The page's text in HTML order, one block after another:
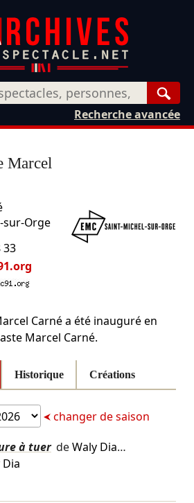
Recherche avancée
Marcel
sur-Orge
33
Carné a été inauguré en
Marcel Carné.
Historique Créations
changer de saison
à tuer deWaly Dia…
Dia